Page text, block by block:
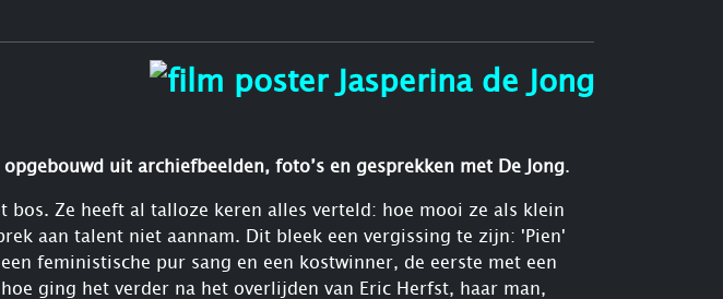
uit archiefbeelden, foto’s en gesprekken met De Jong.
bos. Ze heeft al talloze keren alles verteld: hoe mooi ze als klein
aan talent niet aannam. Dit bleek een vergissing te zijn: 'Pien'
feministische pur sang en een kostwinner, de eerste met een
ging het verder na het overlijden van Eric Herfst, haar man,